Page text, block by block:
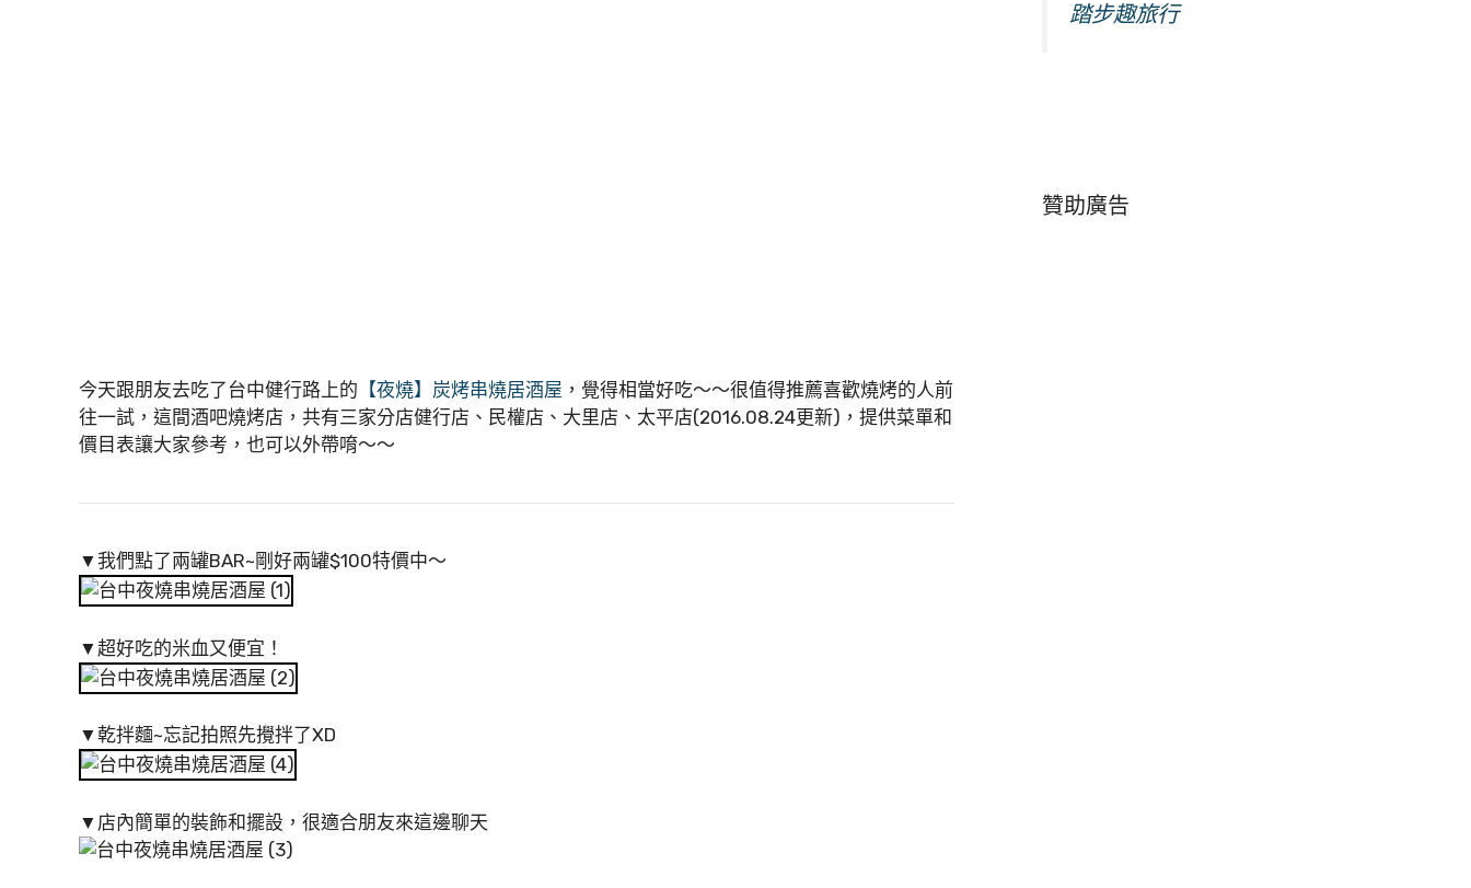
今天跟朋友去吃了台中健行路上的 【夜燒】炭烤串燒居酒屋 ，覺得相當好吃～～很值得推薦喜歡燒烤的人前
往一試，這間酒吧燒烤店，共有三家分店健行店、民權店、大里店、太平店(2016.08.24更新)，提供菜單和
價目表讓大家參考，也可以外帶唷～～
▼我們點了兩罐BAR~剛好兩罐$100特價中～
▼超好吃的米血又便宜！
▼乾拌麵~忘記拍照先攪拌了XD
▼店內簡單的裝飾和擺設，很適合朋友來這邊聊天
踏步趣旅行
贊助廣告